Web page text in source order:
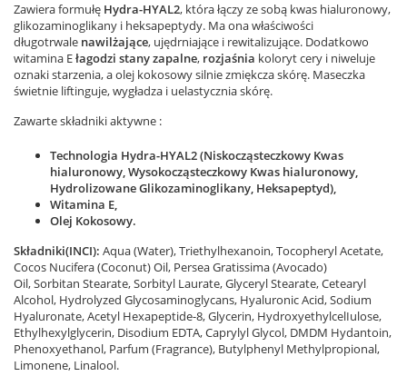
Zawiera formułę Hydra-HYAL2, która łączy ze sobą kwas hialuronowy,
glikozaminoglikany i heksapeptydy. Ma ona właściwości
długotrwale nawilżające, ujędrniające i rewitalizujące. Dodatkowo
witamina Ełagodzi stany zapalne, rozjaśnia koloryt cery i niweluje
oznaki starzenia, a olej kokosowy silnie zmiękcza skórę. Maseczka
świetnie liftinguje, wygładza i uelastycznia skórę.
Zawarte składniki aktywne :
Technologia Hydra-HYAL2 (Niskocząsteczkowy Kwas
hialuronowy, Wysokocząsteczkowy Kwas hialuronowy,
Hydrolizowane Glikozaminoglikany, Heksapeptyd),
Witamina E,
Olej Kokosowy.
Składniki(INCI): Aqua (Water), Triethylhexanoin, Tocopheryl Acetate,
Cocos Nucifera (Coconut) Oil, Persea Gratissima (Avocado)
Oil, Sorbitan Stearate, Sorbityl Laurate, Glyceryl Stearate, Cetearyl
Alcohol, Hydrolyzed Glycosaminoglycans, Hyaluronic Acid, Sodium
Hyaluronate, Acetyl Hexapeptide-8, Glycerin, HydroxyethylcelIulose,
Ethylhexylglycerin, Disodium EDTA, Caprylyl Glycol, DMDM Hydantoin,
Phenoxyethanol, Parfum (Fragrance), Butylphenyl Methylpropional,
Limonene, Linalool.